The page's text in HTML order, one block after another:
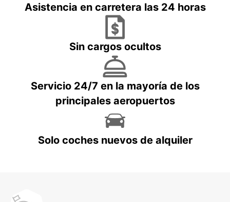
Asistencia en carretera las 24 horas
Sin cargos ocultos
Servicio 24/7 en la mayoría de los
principales aeropuertos
Solo coches nuevos de alquiler